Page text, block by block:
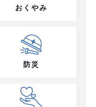
おくやみ
防災